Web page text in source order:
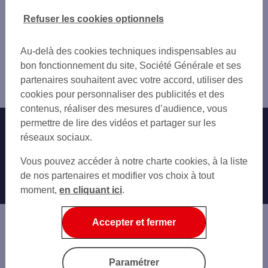
MEYZIEU
BRON ROOSEVELT
DECINES CHARPIEU
VAULX EN VELIN
VILLEURBANNE CUSSET
BOURGOIN-JALLIEU
GENAS
SAINT-PRIEST
CHASSIEU
MEYZIEU
CORBAS
DÉCINES-CHARPIEU
BRON
Vous êtes ici : Accueil
la Verpillière
Agence LA VERPILLIERE
Nos engagements Nous contacter
Autres sites SG
Professionnels
Entreprises
Associations
Banque privée
Economie Publique
Informations légales
Au-delà des cookies techniques indispensables au
bon fonctionnement du site, Société Générale et ses
partenaires souhaitent avec votre accord, utiliser des
cookies pour personnaliser des publicités et des
contenus, réaliser des mesures d’audience, vous
permettre de lire des vidéos et partager sur les
réseaux sociaux.
Vous pouvez accéder à notre charte cookies, à la liste
de nos partenaires et modifier vos choix à tout
moment, en cliquant ici.
Refuser les cookies optionnels
Accepter et fermer
Paramétrer